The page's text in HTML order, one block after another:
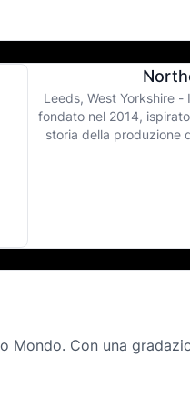
Leeds, West Yorkshire
fondato nel 2014,
storia della produzione
Mondo. Con una